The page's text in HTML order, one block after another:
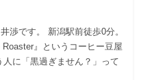
渉です。 新潟駅前徒歩0分。
』というコーヒー豆屋
に「黒過ぎません？」って